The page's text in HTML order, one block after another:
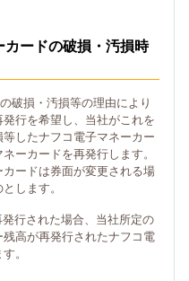
ードの破損・汚損時
破損・汚損等の理由により
行を希望し、当社がこれを
したナフコ電子マネーカー
ーカードを再発行します。
ードは券面が変更される場
します。
行された場合、当社所定の
高が再発行されたナフコ電
。